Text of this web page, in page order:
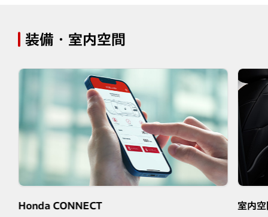
装備・室内空間
Honda CONNECT
室内